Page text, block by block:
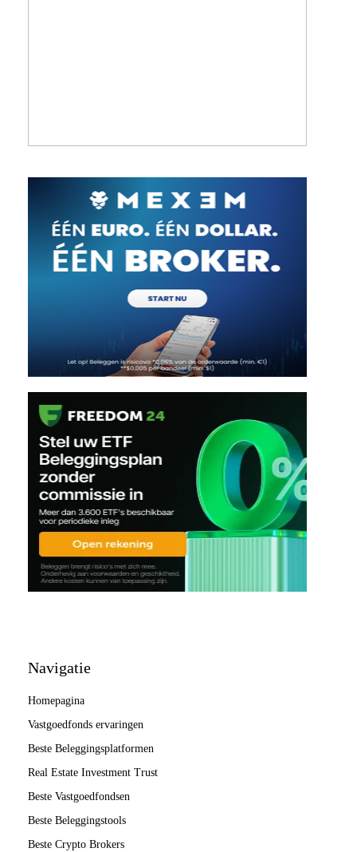
Navigatie
Homepagina
Vastgoedfonds ervaringen
Beste Beleggingsplatformen
Real Estate Investment Trust
Beste Vastgoedfondsen
Beste Beleggingstools
Beste Crypto Brokers